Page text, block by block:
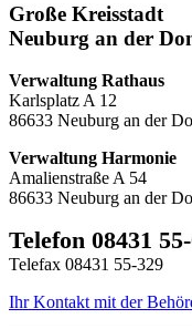
Große Kreisstadt
Neuburg an der
Verwaltung Rathaus
Karlsplatz A 12
86633 Neuburg an der
Verwaltung Harmonie
Amalienstraße A 54
86633 Neuburg an der
Telefon 08431
Telefax 08431 55-329
Ihr Kontakt mit der